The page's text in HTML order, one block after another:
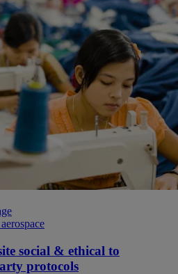
social & ethical to
protocols